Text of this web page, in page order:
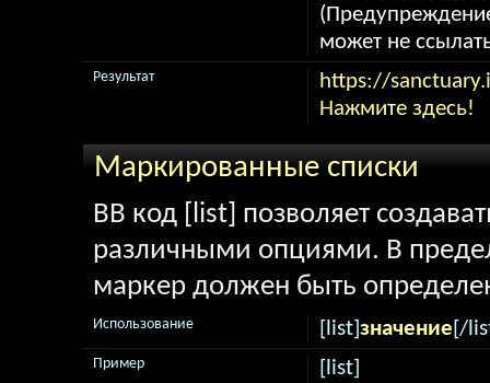
может не
https://
Нажмите здесь!
Результат
Маркированные списки
BB код [list] позволяет
различными опциями. В
маркер должен быть
[list]значение[/
Использование
[list]
Пример